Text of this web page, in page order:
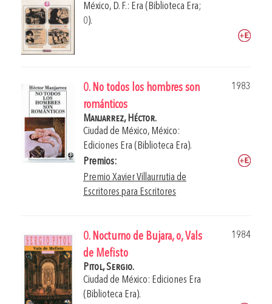
México, D. F.: Era (Biblioteca Era;
0).
0. No todos los hombres son
románticos
1983
Manjarrez, Héctor.
Ciudad de México, México:
Ediciones Era (Biblioteca Era).
Premios:
Premio Xavier Villaurrutia de
Escritores para Escritores
0. Nocturno de Bujara, o, Vals
de Mefisto
1984
Pitol, Sergio.
Ciudad de México: Ediciones Era
(Biblioteca Era).